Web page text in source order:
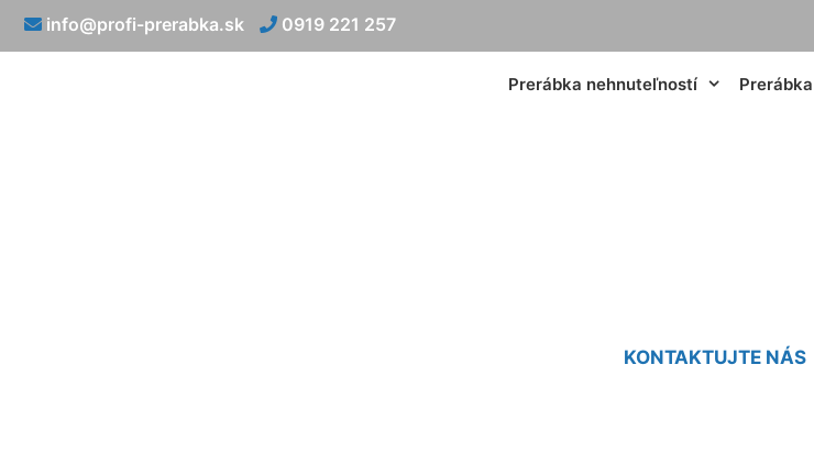
info@profi-prerabka.sk 0919 221 257
Prerábka nehnuteľností
KONTAKTUJTE NÁS